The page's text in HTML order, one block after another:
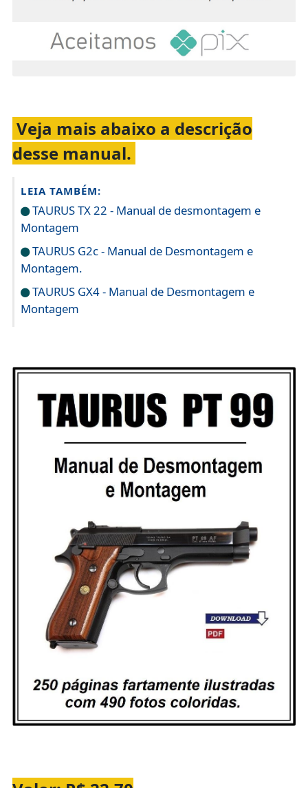
Veja mais abaixo a descrição
desse manual.
LEIA TAMBÉM:
TAURUS TX 22 - Manual de desmontagem e
Montagem
TAURUS G2c - Manual de Desmontagem e
Montagem.
TAURUS GX4 - Manual de Desmontagem e
Montagem